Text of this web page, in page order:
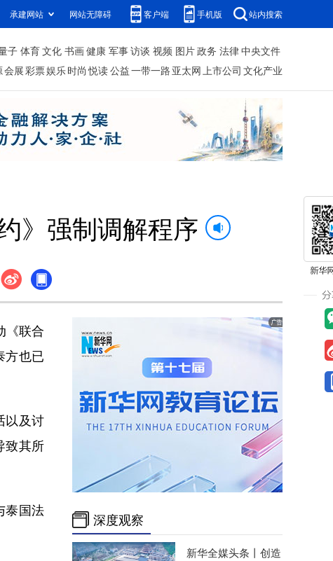
承建网站 网站无障碍 客户端 手机版 站内搜索
子 体育文化 书画健康 军事访谈 视频 图片政务 法律中央文件
会展彩票娱乐时尚 悦读公益一带一路 亚太网上市公司 文化产业
》强制调解程序
联合
方也已
以及讨
致其所
泰国法
深度观察
新华全媒头条丨 创造